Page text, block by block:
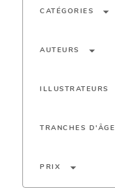
CATÉGORIES arrow_drop_down
AUTEURS arrow_drop_down
ILLUSTRATEURS
TRANCHES D'ÂGE
PRIX arrow_drop_down